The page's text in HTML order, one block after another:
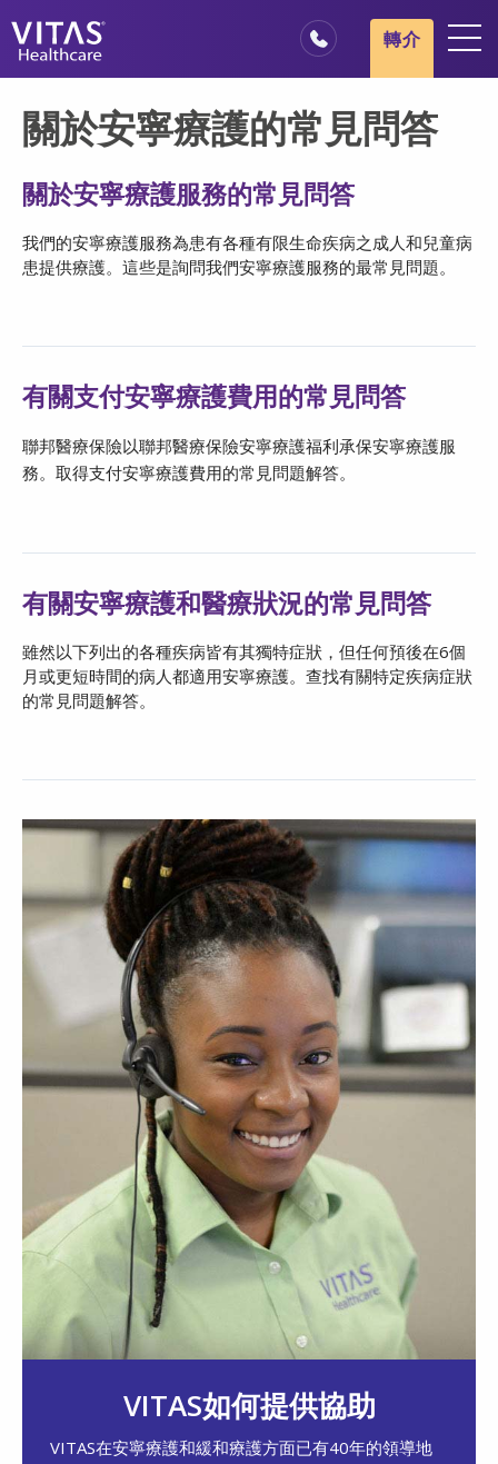
安寧療護基本概述
我們的服務
家庭與照顧者
轉介
關於安寧療護的常見問答
關於安寧療護服務的常見問答
我們的安寧療護服務為患有各種有限生命疾病之成人和兒童病
患提供療護。這些是詢問我們安寧療護服務的最常見問題。
有關支付安寧療護費用的常見問答
聯邦醫療保險以聯邦醫療保險安寧療護福利承保安寧療護服
務。取得支付安寧療護費用的常見問題解答。
有關安寧療護和醫療狀況的常見問答
雖然以下列出的各種疾病皆有其獨特症狀，但任何預後在6個
月或更短時間的病人都適用安寧療護。查找有關特定疾病症狀
的常見問題解答。
VITAS如何提供協助
VITAS在安寧療護和緩和療護方面已有40年的領導地